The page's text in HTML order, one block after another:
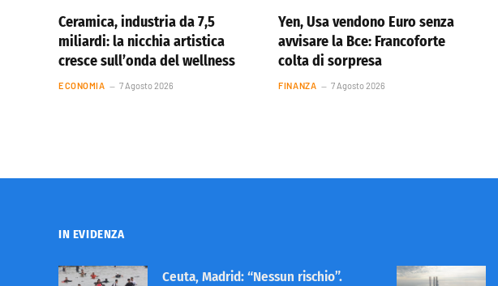
Ceramica, industria da 7,5
miliardi: la nicchia artistica
cresce sull’onda del wellness
ECONOMIA 7 Agosto 2026
Yen, Usa vendono Euro senza
avvisare la Bce: Francoforte
colta di sorpresa
FINANZA 7 Agosto 2026
IN EVIDENZA
Ceuta, Madrid: “Nessun rischio”.